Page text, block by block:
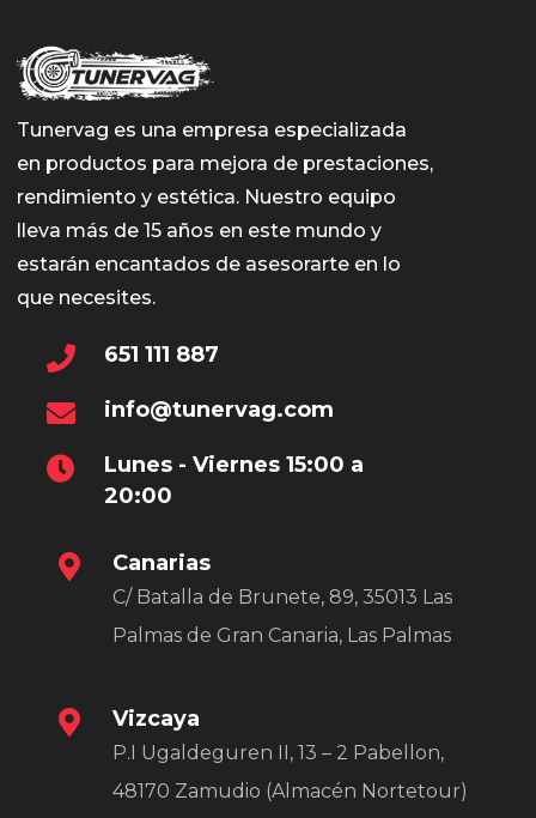
Tunervag es una empresa especializada
en productos para mejora de prestaciones,
rendimiento y estética. Nuestro equipo
lleva más de 15 años en este mundo y
estarán encantados de asesorarte en lo
que necesites.
651 111 887
info@tunervag.com
Lunes - Viernes 15:00 a
20:00
Canarias
C/ Batalla de Brunete, 89, 35013 Las
Palmas de Gran Canaria, Las Palmas
Vizcaya
P.I Ugaldeguren II, 13 – 2 Pabellon,
48170 Zamudio (Almacén Nortetour)